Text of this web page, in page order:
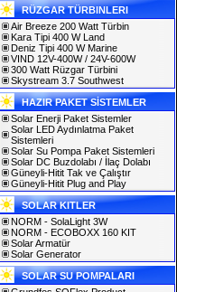
RÜZGAR TÜRBINLERI
Air Breeze 200 Watt Türbin
Kara Tipi 400 W Land
Deniz Tipi 400 W Marine
VIND 12V-400W / 24V-600W
300 Watt Rüzgar Türbini
Skystream 3.7 Southwest
HAZIR PAKET SİSTEMLER
Solar Enerji Paket Sistemler
Solar LED Aydınlatma Paket
Sistemleri
Solar Su Pompa Paket Sistemleri
Solar DC Buzdolabı / İlaç Dolabı
Güneyli-Hitit Tak ve Çalıştır
Güneyli-Hitit Plug and Play
SOLAR KITLER
NORM - SolaLight 3W
NORM - ECOBOXX 160 KIT
Solar Armatür
Solar Generator
SOLAR SU POMPALARI